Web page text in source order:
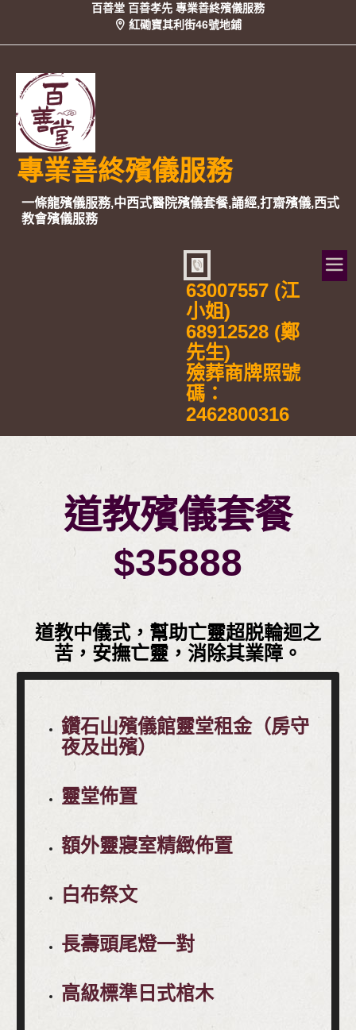
百善堂 百善孝先 專業善終殯儀服務
紅磡寶其利街46號地鋪
專業善終殯儀服務
一條龍殯儀服務,中西式醫院殯儀套餐,誦經,打齋殯儀,西式
教會殯儀服務
63007557 (江
小姐)
68912528 (鄭
先生)
殮葬商牌照號
碼：
2462800316
道教殯儀套餐
$35888
道教中儀式，幫助亡靈超脱輪迴之
苦，安撫亡靈，消除其業障。
鑽石山殯儀館靈堂租金（房守
夜及出殯）
靈堂佈置
額外靈寢室精緻佈置
白布祭文
長壽頭尾燈一對
高級標準日式棺木